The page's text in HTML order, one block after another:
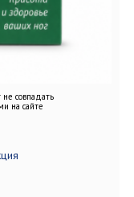
совпадать
на сайте